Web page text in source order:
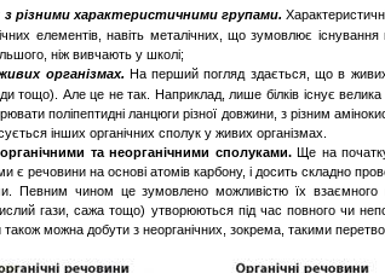
з різними характеристичними групами.
елементів,навіть металічних , щозумовлює існування
,ніж вивчають ушколі;
організмах. На першийпогляд здається, що в
тощо). Алеце не так. Наприклад, лише білків існує велика
поліпептидні ланцюги різної довжини, з різним
інших органічних сполук у живих організмах.
органічними танеорганічними сполуками.Ще на
є речовинина основі атомів карбону, і досить складно
Певним чином це зумовлено можливістю їхвзаємного
гази, сажатощо) утворюються підчас повного чи
такожможна добути знеорганічних ,зокрема , такими